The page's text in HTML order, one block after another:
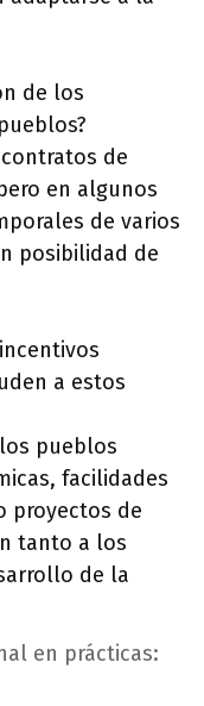
de los
de
en algunos
de varios
posibilidad de
a estos
pueblos
facilidades
proyectos de
tanto a los
de la
en prácticas: